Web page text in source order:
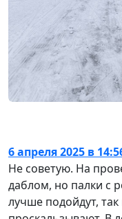
6 апреля 2025 в
Не советую. На
даблом, но палки с
лучше подойдут, так